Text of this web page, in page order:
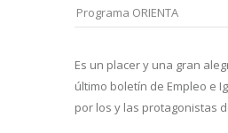
Programa ORIENTA
Es un placer y una gran
último boletín de Empleo e
por los y las protagonistas